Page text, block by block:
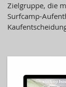
Zielgruppe, die
Surfcamp-